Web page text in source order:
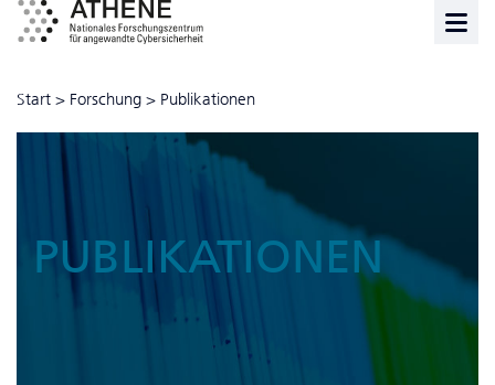
Start > Forschung > Publikationen
PUBLIKATIONEN